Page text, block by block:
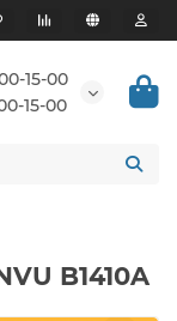
15-00
15-00
B1410A